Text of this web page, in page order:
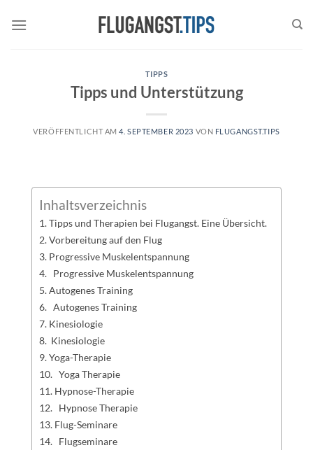
Inhalt
TIPPS
Tipps und Unterstützung
VERÖFFENTLICHT AM4. SEPTEMBER 2023 VON FLUGANGST.TIPS
Inhaltsverzeichnis
Tipps und Therapien bei Flugangst. Eine Übersicht.
Vorbereitung auf den Flug
Progressive Muskelentspannung
Progressive Muskelentspannung
Autogenes Training
Autogenes Training
Kinesiologie
Kinesiologie
Yoga-Therapie
Yoga Therapie
Hypnose-Therapie
Hypnose Therapie
Flug-Seminare
Flugseminare